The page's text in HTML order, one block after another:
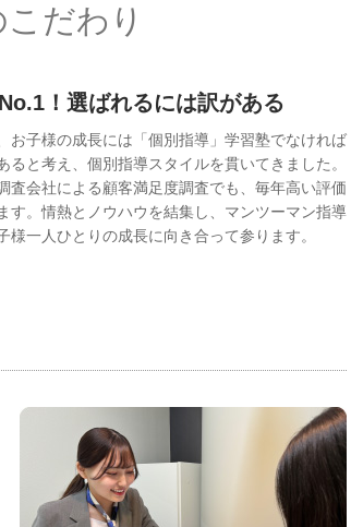
だわり
！選ばれるには訳がある
お子様の成長には「個別指導」学習塾でなければ
ると考え、個別指導スタイルを貫いてきました。
査会社による顧客満足度調査でも、毎年高い評価
す。情熱とノウハウを結集し、マンツーマン指導
様一人ひとりの成長に向き合って参ります。